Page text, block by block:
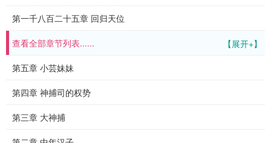
第一千八百二十五章 回归天位
【展开+】
查看全部章节列表......
第五章 小芸妹妹
第四章 神捕司的权势
第三章 大神捕